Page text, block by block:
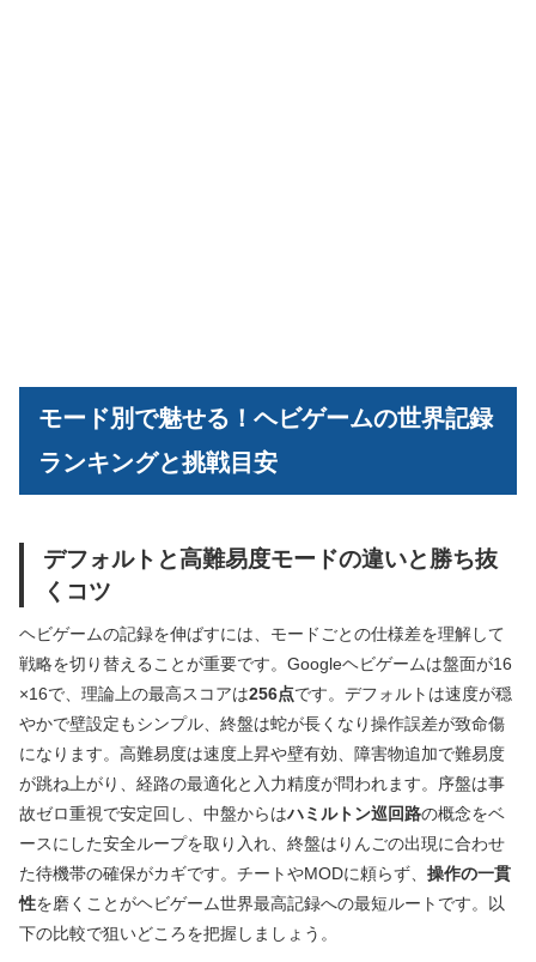
モード別で魅せる！ヘビゲームの世界記録
ランキングと挑戦目安
デフォルトと高難易度モードの違いと勝ち抜
くコツ
ヘビゲームの記録を伸ばすには、モードごとの仕様差を理解して
戦略を切り替えることが重要です。Googleヘビゲームは盤面が16
×16で、理論上の最高スコアは256点です。デフォルトは速度が穏
やかで壁設定もシンプル、終盤は蛇が長くなり操作誤差が致命傷
になります。高難易度は速度上昇や壁有効、障害物追加で難易度
が跳ね上がり、経路の最適化と入力精度が問われます。序盤は事
故ゼロ重視で安定回し、中盤からはハミルトン巡回路の概念をベ
ースにした安全ループを取り入れ、終盤はりんごの出現に合わせ
た待機帯の確保がカギです。チートやMODに頼らず、 操作の一貫
性を磨くことがヘビゲーム世界最高記録への最短ルートです。以
下の比較で狙いどころを把握しましょう。